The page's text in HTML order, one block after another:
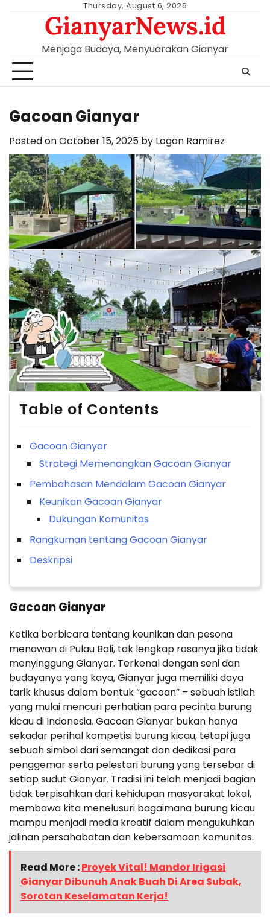
Thursday, August 6, 2026
GianyarNews.id
Menjaga Budaya, Menyuarakan Gianyar
Gacoan Gianyar
Posted onOctober 15, 2025 by Logan Ramirez
Table of Contents
Gacoan Gianyar
Strategi Memenangkan Gacoan Gianyar
Pembahasan Mendalam Gacoan Gianyar
Keunikan Gacoan Gianyar
Dukungan Komunitas
Rangkuman tentang Gacoan Gianyar
Deskripsi
Gacoan Gianyar
Ketika berbicara tentang keunikan dan pesona
menawan di Pulau Bali, tak lengkap rasanya jika tidak
menyinggung Gianyar. Terkenal dengan seni dan
budayanya yang kaya, Gianyar juga memiliki daya
tarik khusus dalam bentuk “gacoan” – sebuah istilah
yang mulai mencuri perhatian para pecinta burung
kicau di Indonesia. Gacoan Gianyar bukan hanya
sekadar perihal kompetisi burung kicau, tetapi juga
sebuah simbol dari semangat dan dedikasi para
penggemar serta pelestari burung yang tersebar di
setiap sudut Gianyar. Tradisi ini telah menjadi bagian
tidak terpisahkan dari kehidupan masyarakat lokal,
membawa kita menelusuri bagaimana burung kicau
mampu menjadi media kreatif dalam mengukuhkan
jalinan persahabatan dan kebersamaan komunitas.
Read More :Proyek Vital! Mandor Irigasi
Gianyar Dibunuh Anak Buah Di Area Subak,
Sorotan Keselamatan Kerja!